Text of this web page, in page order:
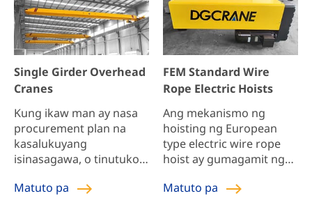
Single Girder Overhead
Cranes
Kung ikaw man ay nasa
procurement plan na
kasalukuyang
isinasagawa, o tinutukoy
scheme ng plant lifting
Matuto pa
FEM Standard Wire
Rope Electric Hoists
Ang mekanismo ng
hoisting ng European
type electric wire rope
hoist ay gumagamit ng
may compact at magaan
Matuto pa